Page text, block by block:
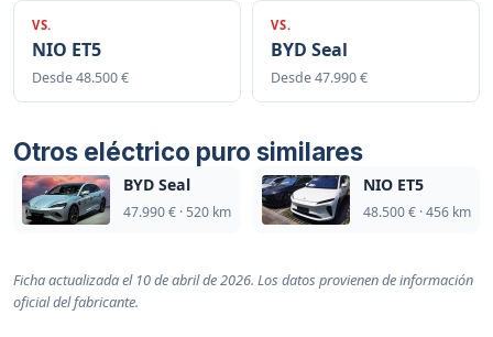
VS.
NIO ET5
Desde 48.500 €
VS.
BYD Seal
Desde 47.990 €
Otros eléctrico puro similares
BYD Seal
47.990 € · 520 km
NIO ET5
48.500 € · 456 km
Ficha actualizada el 10 de abril de 2026. Los datos provienen de información
oficial del fabricante.